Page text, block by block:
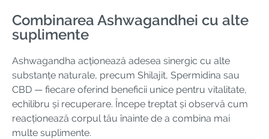
Combinarea Ashwagandhei cu alte
suplimente
Ashwagandha acționează adesea sinergic cu alte
substanțe naturale, precum Shilajit, Spermidina sau
CBD — fiecare oferind beneficii unice pentru vitalitate,
echilibru și recuperare. Începe treptat și observă cum
reacționează corpul tău înainte de a combina mai
multe suplimente.